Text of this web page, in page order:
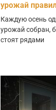
урожай
Каждую осень
урожай собран,
стоят рядами